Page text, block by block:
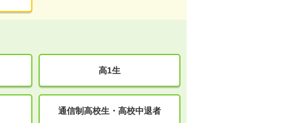
高1生
通信制高校生・高校中退者